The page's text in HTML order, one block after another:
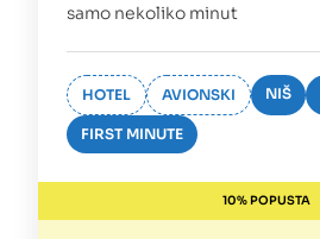
samo nekoliko minut
HOTEL AVIONSKI NIŠ
FIRST MINUTE
10% POPUSTA